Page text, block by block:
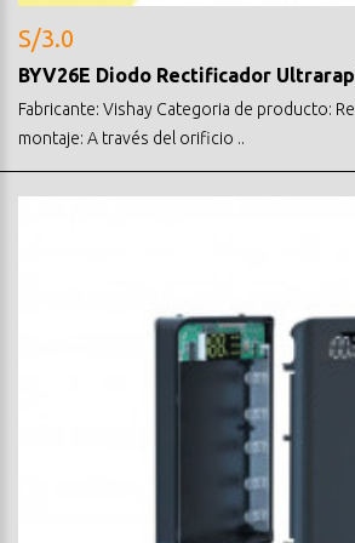
S/3.0
BYV26E Diodo Rectificador
Fabricante: Vishay Categoria de producto:
montaje: A través del orificio ..